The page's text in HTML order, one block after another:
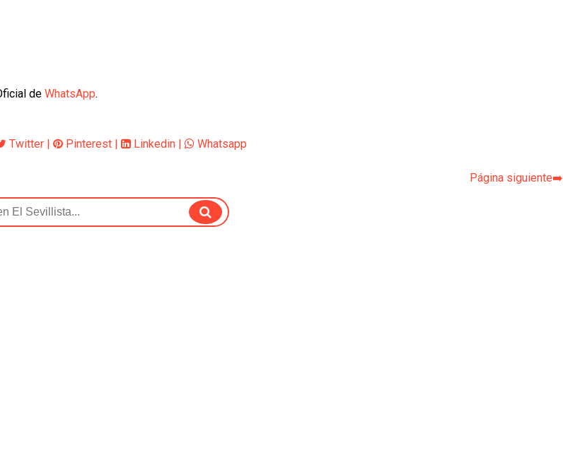
de WhatsApp.
Twitter | Pinterest | Linkedin | Whatsapp
Página siguiente➡️